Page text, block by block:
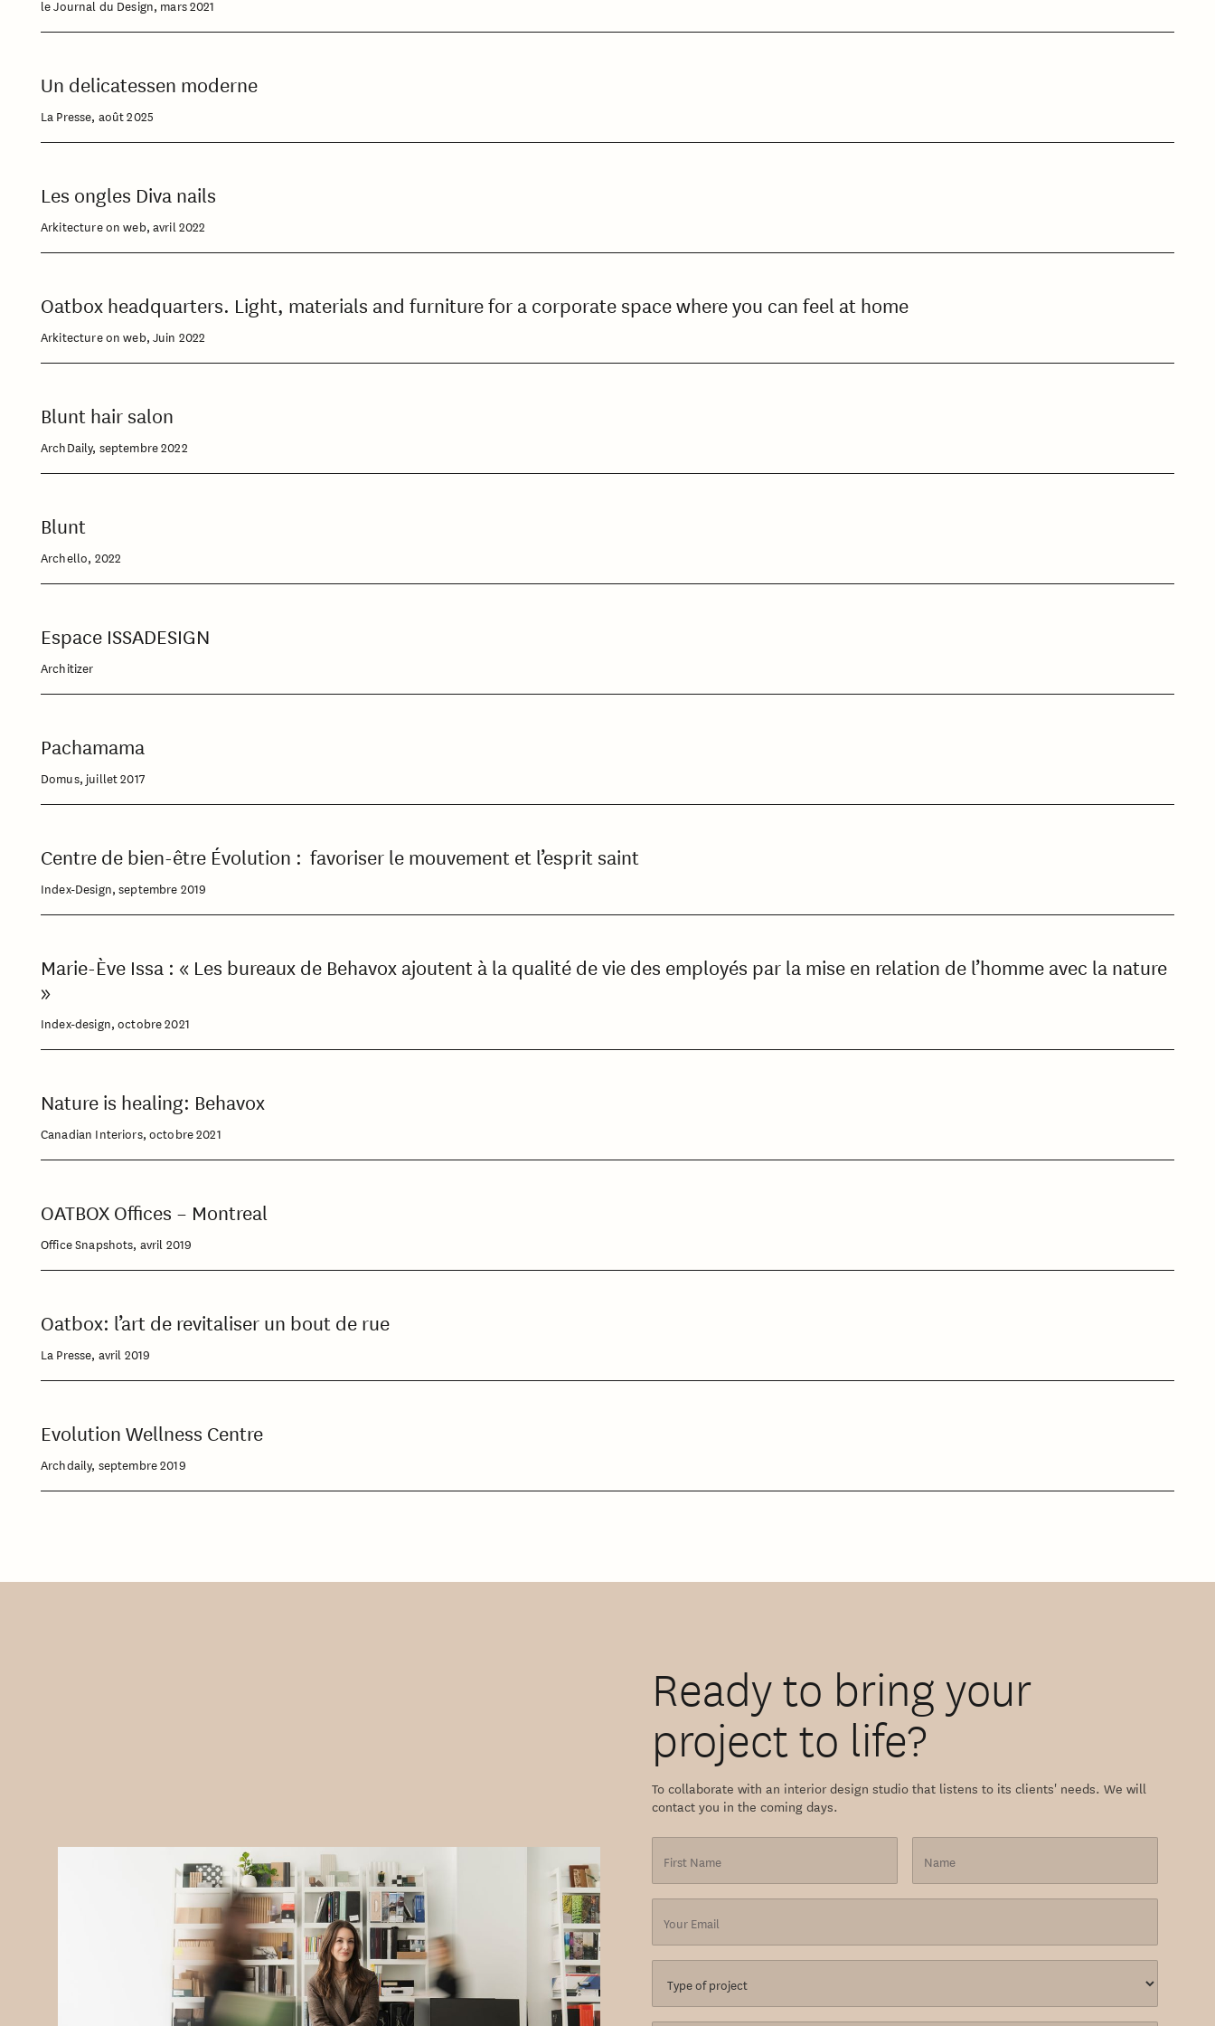
le Journal du Design, mars 2021
Un delicatessen moderne
La Presse, août 2025
Les ongles Diva nails
Arkitecture on web, avril 2022
Oatbox headquarters. Light, materials and furniture for a corporate space where you can feel at home
Arkitecture on web, Juin 2022
Blunt hair salon
ArchDaily, septembre 2022
Blunt
Archello, 2022
Espace ISSADESIGN
Architizer
Pachamama
Domus, juillet 2017
Centre de bien-être Évolution : favoriser le mouvement et l’esprit saint
Index-Design, septembre 2019
Marie-Ève Issa : « Les bureaux de Behavox ajoutent à la qualité de vie des employés par la mise en relation de l’homme avec la nature
»
Index-design, octobre 2021
Nature is healing: Behavox
Canadian Interiors, octobre 2021
OATBOX Offices – Montreal
Office Snapshots, avril 2019
Oatbox: l’art de revitaliser un bout de rue
La Presse, avril 2019
Evolution Wellness Centre
Archdaily, septembre 2019
Ready to bring your
project to life?
To collaborate with an interior design studio that listens to its clients' needs. We will
contact you in the coming days.